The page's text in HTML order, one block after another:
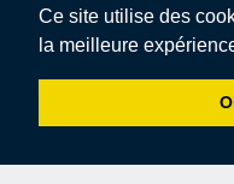
Ce site utilise des
la meilleure
Accueil Présentation
Devis en ligne